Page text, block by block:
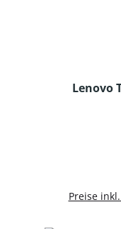
Lenovo
Preise